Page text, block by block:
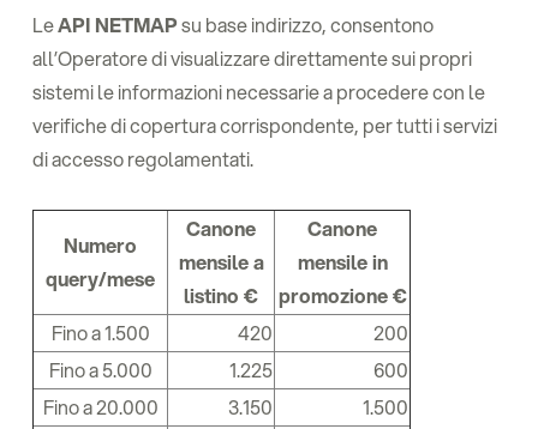
LeAPI NETMAPsu base indirizzo, consentono
all’Operatore di visualizzare direttamente sui propri
sistemi le informazioni necessarie a procedere con le
verifiche di copertura corrispondente, per tutti i servizi
di accesso regolamentati.
Numero
query/mese
Canone
mensile a
listino €
Canone
mensile in
promozione €
Fino a 1.500
420
200
Fino a 5.000
1.225
600
Fino a 20.000
3.150
1.500